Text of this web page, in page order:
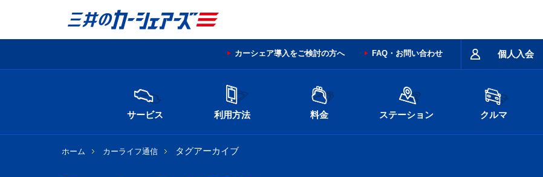
個人入会
カーシェア導入をご検討の方へ FAQ・お問い合わせ
サービス 利用方法 料金 ステーション クルマ
ホーム カーライフ通信 タグアーカイブ